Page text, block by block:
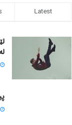
Latest